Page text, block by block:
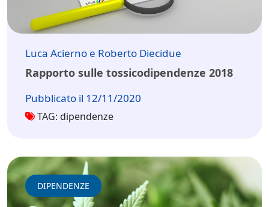
Luca Acierno e Roberto Diecidue
Rapporto sulle tossicodipendenze 2018
Pubblicato il 12/11/2020
TAG: dipendenze
DIPENDENZE